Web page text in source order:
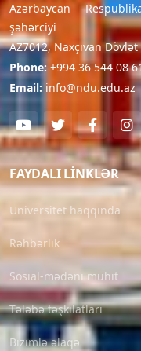
Azərbaycan
şəhərciyi
AZ7012, Naxçıvan
Phone: +994 36 544 08
Email: info@ndu.edu.az
FAYDALI LINKLƏR
Universitet haqqında
Rəhbərlik
Sosial-mədəni mühit
Tələbə təşkilatları
Bizimlə əlaqə